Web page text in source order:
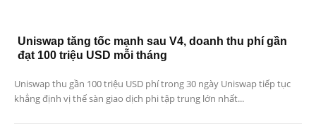
Uniswap tăng tốc mạnh sau V4, doanh thu phí gần
đạt 100 triệu USD mỗi tháng
Uniswap thu gần 100 triệu USD phí trong 30 ngày Uniswap tiếp tục
khẳng định vị thế sàn giao dịch phi tập trung lớn nhất...